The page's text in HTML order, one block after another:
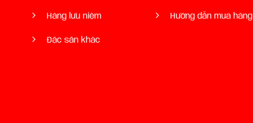
Hàng lưu niệm
Đặc sản khác
Hướng dẫn mua hàng